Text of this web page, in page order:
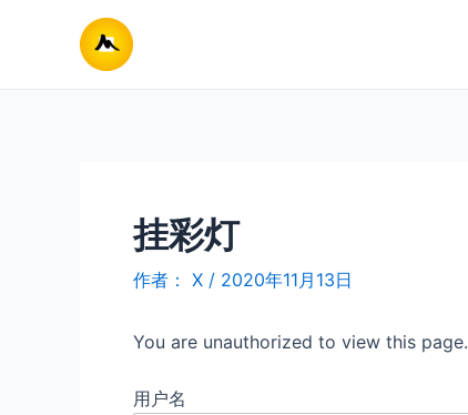
挂彩灯
作者： X / 2020年11月13日
You are unauthorized to view this page.
用户名